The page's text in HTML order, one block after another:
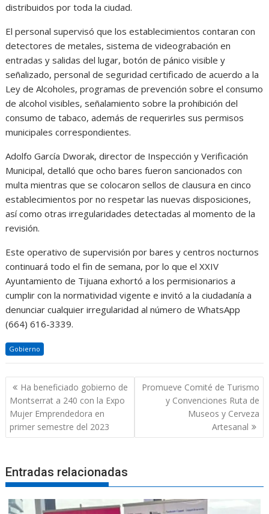
distribuidos por toda la ciudad.
El personal supervisó que los establecimientos contaran con
detectores de metales, sistema de videograbación en
entradas y salidas del lugar, botón de pánico visible y
señalizado, personal de seguridad certificado de acuerdo a la
Ley de Alcoholes, programas de prevención sobre el consumo
de alcohol visibles, señalamiento sobre la prohibición del
consumo de tabaco, además de requerirles sus permisos
municipales correspondientes.
Adolfo García Dworak, director de Inspección y Verificación
Municipal, detalló que ocho bares fueron sancionados con
multa mientras que se colocaron sellos de clausura en cinco
establecimientos por no respetar las nuevas disposiciones,
así como otras irregularidades detectadas al momento de la
revisión.
Este operativo de supervisión por bares y centros nocturnos
continuará todo el fin de semana, por lo que el XXIV
Ayuntamiento de Tijuana exhortó a los permisionarios a
cumplir con la normatividad vigente e invitó a la ciudadanía a
denunciar cualquier irregularidad al número de WhatsApp
(664) 616-3339.
Gobierno
Navegación
de
entradas
Ha beneficiado gobierno de
Montserrat a 240 con la Expo
Mujer Emprendedora en
primer semestre del 2023
Promueve Comité de Turismo
y Convenciones Ruta de
Museos y Cerveza
Artesanal
Entradas relacionadas